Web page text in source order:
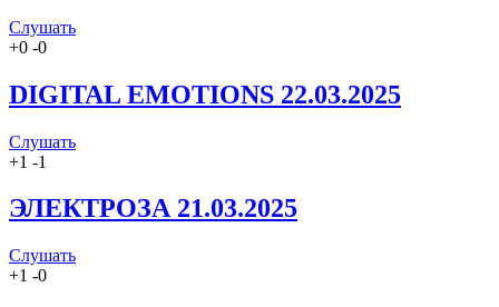
Слушать
+0 -0
DIGITAL EMOTIONS 22.03.2025
Слушать
+1 -1
ЭЛЕКТРОЗА 21.03.2025
Слушать
+1 -0